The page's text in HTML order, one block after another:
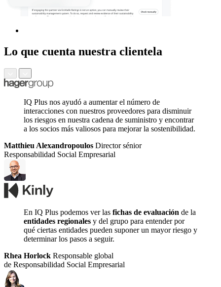
Lo que cuenta nuestra clientela
IQ Plus nos ayudó a aumentar el número de
interacciones con nuestros proveedores para disminuir
los riesgos en nuestra cadena de suministro y encontrar
a los socios más valiosos para mejorar la sostenibilidad.
Matthieu Alexandropoulos Director sénior
Responsabilidad Social Empresarial
En IQ Plus podemos ver las fichas de evaluación de la
entidades regionales y del grupo para entender por
qué ciertas entidades pueden suponer un mayor riesgo y
determinar los pasos a seguir.
Rhea Horlock Responsable global
de Responsabilidad Social Empresarial